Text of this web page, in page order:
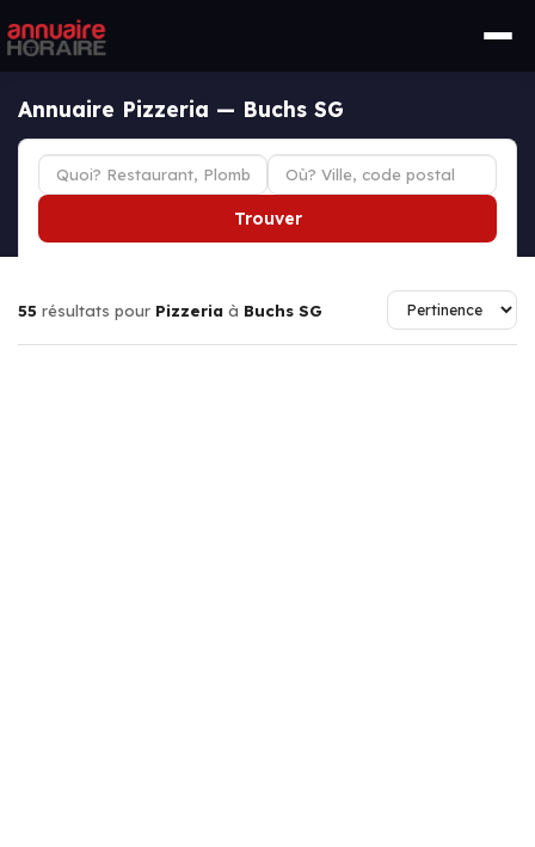
Annuaire Pizzeria — Buchs SG
Trouver
55 résultats pour Pizzeria à Buchs SG